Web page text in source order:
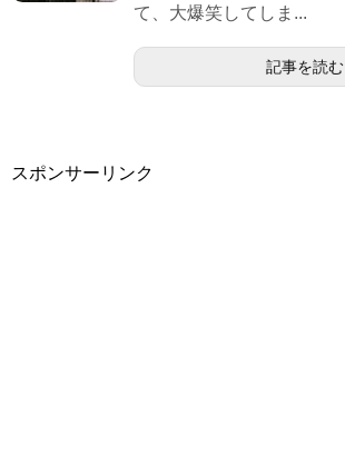
て、大爆笑してしま...
記事を読む
スポンサーリンク